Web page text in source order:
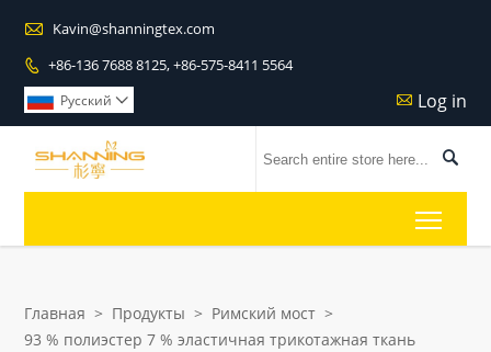
 Kavin@shanningtex.com
 +86-136 7688 8125, +86-575-8411 5564
 Log in
Pусский 

Главная > Продукты > Римский мост >
93 % полиэстер 7 % эластичная трикотажная ткань